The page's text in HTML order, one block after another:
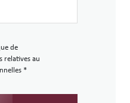
de
relatives au
*